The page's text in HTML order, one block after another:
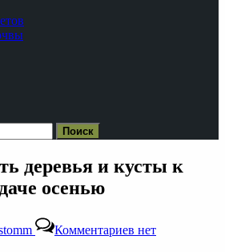
деревья и кусты к
осенью
Комментариевзаписи
нет